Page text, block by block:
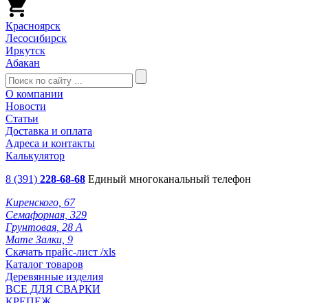
Красноярск
Лесосибирск
Иркутск
Абакан
О компании
Новости
Статьи
Доставка и оплата
Адреса и контакты
Калькулятор
8 (391) 228-68-68 Единый многоканальный телефон
Киренского, 67
Семафорная, 329
Грунтовая, 28 А
Мате Залки, 9
Скачать прайс-лист /xls
Каталог товаров
Деревянные изделия
ВСЕ ДЛЯ СВАРКИ